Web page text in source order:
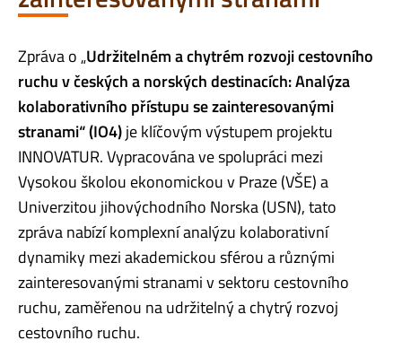
Zpráva o „Udržitelném a chytrém rozvoji cestovního
ruchu v českých a norských destinacích: Analýza
kolaborativního přístupu se zainteresovanými
stranami“ (IO4)je klíčovým výstupem projektu
INNOVATUR. Vypracována ve spolupráci mezi
Vysokou školou ekonomickou v Praze (VŠE) a
Univerzitou jihovýchodního Norska (USN), tato
zpráva nabízí komplexní analýzu kolaborativní
dynamiky mezi akademickou sférou a různými
zainteresovanými stranami v sektoru cestovního
ruchu, zaměřenou na udržitelný a chytrý rozvoj
cestovního ruchu.